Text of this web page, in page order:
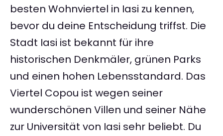
besten Wohnviertel in Iasi zu kennen,
bevor du deine Entscheidung triffst. Die
Stadt Iasi ist bekannt für ihre
historischen Denkmäler, grünen Parks
und einen hohen Lebensstandard. Das
Viertel Copou ist wegen seiner
wunderschönen Villen und seiner Nähe
zur Universität von Iasi sehr beliebt. Du